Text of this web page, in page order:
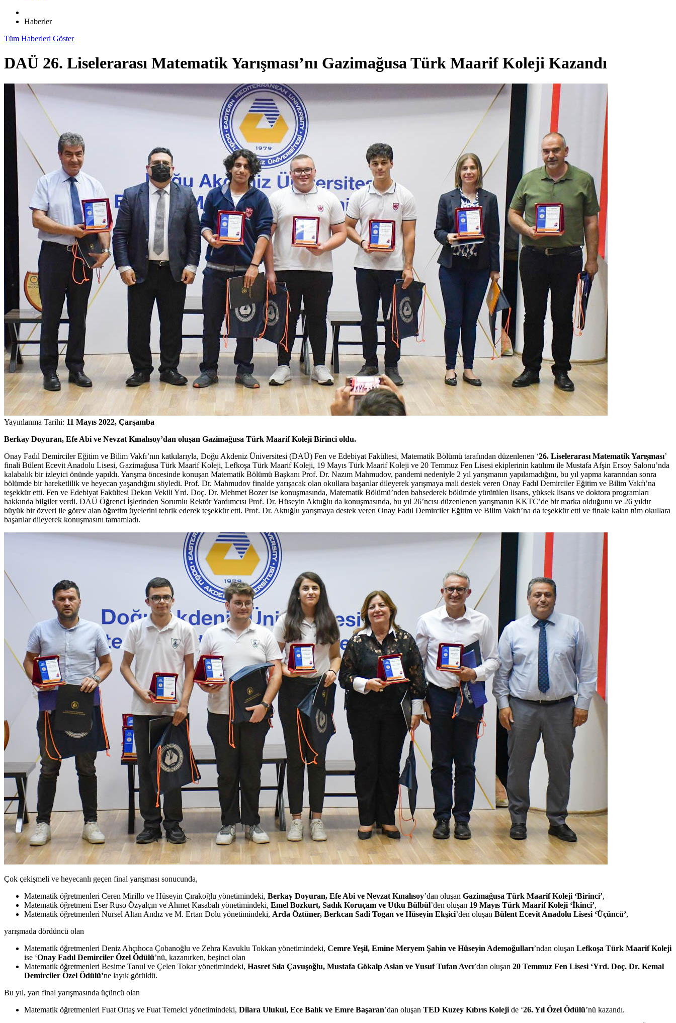
Haberler
Tüm Haberleri Göster
DAÜ 26. Liselerarası Matematik Yarışması’nı Gazimağusa Türk Maarif Koleji Kazandı
Yayınlanma Tarihi: 11 Mayıs 2022, Çarşamba
Berkay Doyuran, Efe Abi ve Nevzat Kınalısoy’dan oluşan Gazimağusa Türk Maarif Koleji Birinci oldu.
Onay Fadıl Demirciler Eğitim ve Bilim Vakfı’nın katkılarıyla, Doğu Akdeniz Üniversitesi (DAÜ) Fen ve Edebiyat Fakültesi, Matematik Bölümü tarafından düzenlenen ‘26. Liselerarası Matematik Yarışması’
finali Bülent Ecevit Anadolu Lisesi, Gazimağusa Türk Maarif Koleji, Lefkoşa Türk Maarif Koleji, 19 Mayıs Türk Maarif Koleji ve 20 Temmuz Fen Lisesi ekiplerinin katılımı ile Mustafa Afşin Ersoy Salonu’nda
kalabalık bir izleyici önünde yapıldı. Yarışma öncesinde konuşan Matematik Bölümü Başkanı Prof. Dr. Nazım Mahmudov, pandemi nedeniyle 2 yıl yarışmanın yapılamadığını, bu yıl yapma kararından sonra
bölümde bir hareketlilik ve heyecan yaşandığını söyledi. Prof. Dr. Mahmudov finalde yarışacak olan okullara başarılar dileyerek yarışmaya mali destek veren Onay Fadıl Demirciler Eğitim ve Bilim Vakfı’na
teşekkür etti. Fen ve Edebiyat Fakültesi Dekan Vekili Yrd. Doç. Dr. Mehmet Bozer ise konuşmasında, Matematik Bölümü’nden bahsederek bölümde yürütülen lisans, yüksek lisans ve doktora programları
hakkında bilgiler verdi. DAÜ Öğrenci İşlerinden Sorumlu Rektör Yardımcısı Prof. Dr. Hüseyin Aktuğlu da konuşmasında, bu yıl 26’ncısı düzenlenen yarışmanın KKTC’de bir marka olduğunu ve 26 yıldır
büyük bir özveri ile görev alan öğretim üyelerini tebrik ederek teşekkür etti. Prof. Dr. Aktuğlu yarışmaya destek veren Onay Fadıl Demirciler Eğitim ve Bilim Vakfı’na da teşekkür etti ve finale kalan tüm okullara
başarılar dileyerek konuşmasını tamamladı.
Çok çekişmeli ve heyecanlı geçen final yarışması sonucunda,
Matematik öğretmenleri Ceren Mirillo ve Hüseyin Çırakoğlu yönetimindeki, Berkay Doyuran, Efe Abi ve Nevzat Kınalısoy’dan oluşan Gazimağusa Türk Maarif Koleji ‘Birinci’,
Matematik öğretmeni Eser Ruso Özyalçın ve Ahmet Kasabalı yönetimindeki, Emel Bozkurt, Sadık Koruçam ve Utku Bülbül’den oluşan 19 Mayıs Türk Maarif Koleji ‘İkinci’,
Matematik öğretmenleri Nursel Altan Andız ve M. Ertan Dolu yönetimindeki, Arda Öztüner, Berkcan Sadi Togan ve Hüseyin Ekşici’den oluşan Bülent Ecevit Anadolu Lisesi ‘Üçüncü’,
yarışmada dördüncü olan
Matematik öğretmenleri Deniz Ahçıhoca Çobanoğlu ve Zehra Kavuklu Tokkan yönetimindeki, Cemre Yeşil, Emine Meryem Şahin ve Hüseyin Ademoğulları’ndan oluşan Lefkoşa Türk Maarif Koleji
ise ‘Onay Fadıl Demirciler Özel Ödülü’nü, kazanırken, beşinci olan
Matematik öğretmenleri Besime Tanul ve Çelen Tokar yönetimindeki, Hasret Sıla Çavuşoğlu, Mustafa Gökalp Aslan ve Yusuf Tufan Avcı’dan oluşan 20 Temmuz Fen Lisesi ‘Yrd. Doç. Dr. Kemal
Demirciler Özel Ödülü’ne layık görüldü.
Bu yıl, yarı final yarışmasında üçüncü olan
Matematik öğretmenleri Fuat Ortaş ve Fuat Temelci yönetimindeki, Dilara Ulukul, Ece Balık ve Emre Başaran’dan oluşan TED Kuzey Kıbrıs Koleji de ‘26. Yıl Özel Ödülü’nü kazandı.